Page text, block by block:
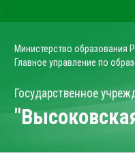
Министерство образования
Главное управление по
Государственное